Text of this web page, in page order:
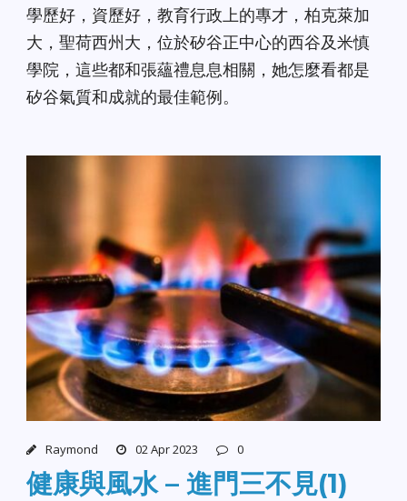
學歷好，資歷好，教育行政上的專才，柏克萊加
大，聖荷西州大，位於矽谷正中心的西谷及米慎
學院，這些都和張蘊禮息息相關，她怎麼看都是
矽谷氣質和成就的最佳範例。
Raymond 02 Apr 2023 0
健康與風水 – 進門三不見(1)